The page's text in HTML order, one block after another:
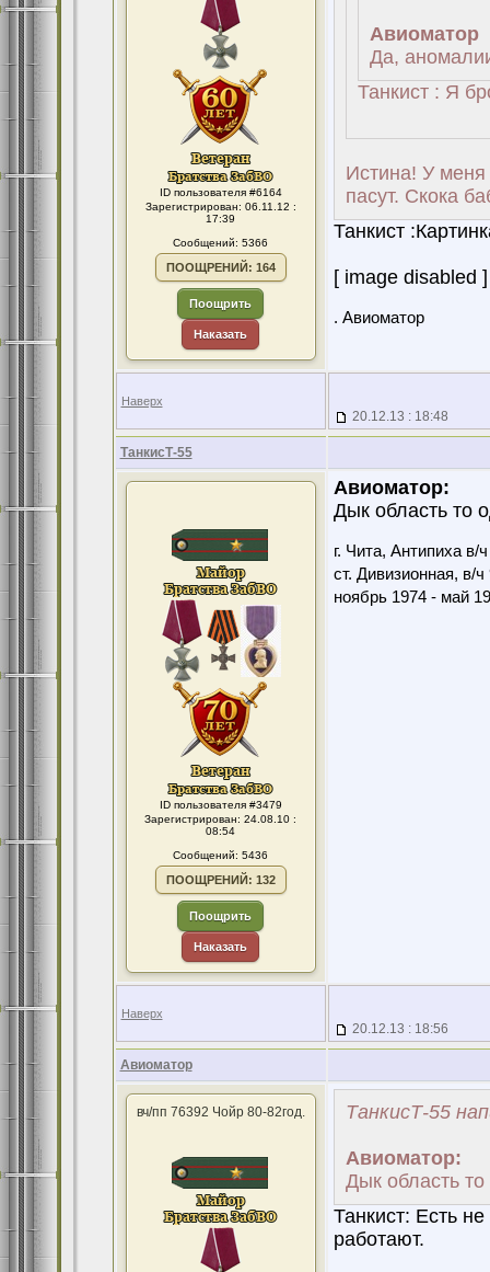
ID пользователя #6164
Зарегистрирован: 06.11.12 :
17:39
Сообщений: 5366
ПООЩРЕНИЙ: 164
Поощрить
Наказать
Авиоматор
Да,
Танкист : Я
Истина! У
пасут. Скока
Танкист
[ image disabled ]
. Авиоматор
Наверх
20.12.13 : 18:48
ТанкисТ-55
ID пользователя #3479
Зарегистрирован: 24.08.10 :
08:54
Сообщений: 5436
ПООЩРЕНИЙ: 132
Поощрить
Наказать
Авиоматор:
Дык область то
г. Чита, Антипиха в/
ст. Дивизионная, в/ч
ноябрь 1974 - май
Наверх
20.12.13 : 18:56
Авиоматор
вч/пп 76392 Чойр 80-82год. ТанкисТ-55
Авиоматор:
Дык область
Танкист: Есть
работают.